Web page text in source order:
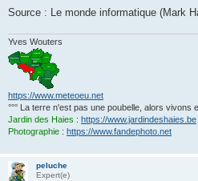
Source : Le monde informatique (Mark
Yves Wouters
https://www.meteoeu.net
°°° La terre n'est pas une poubelle, alors vivons
Jardin des Haies : https://www.jardindeshaies.be
Photographie : https://www.fandephoto.net
peluche
Expert(e)